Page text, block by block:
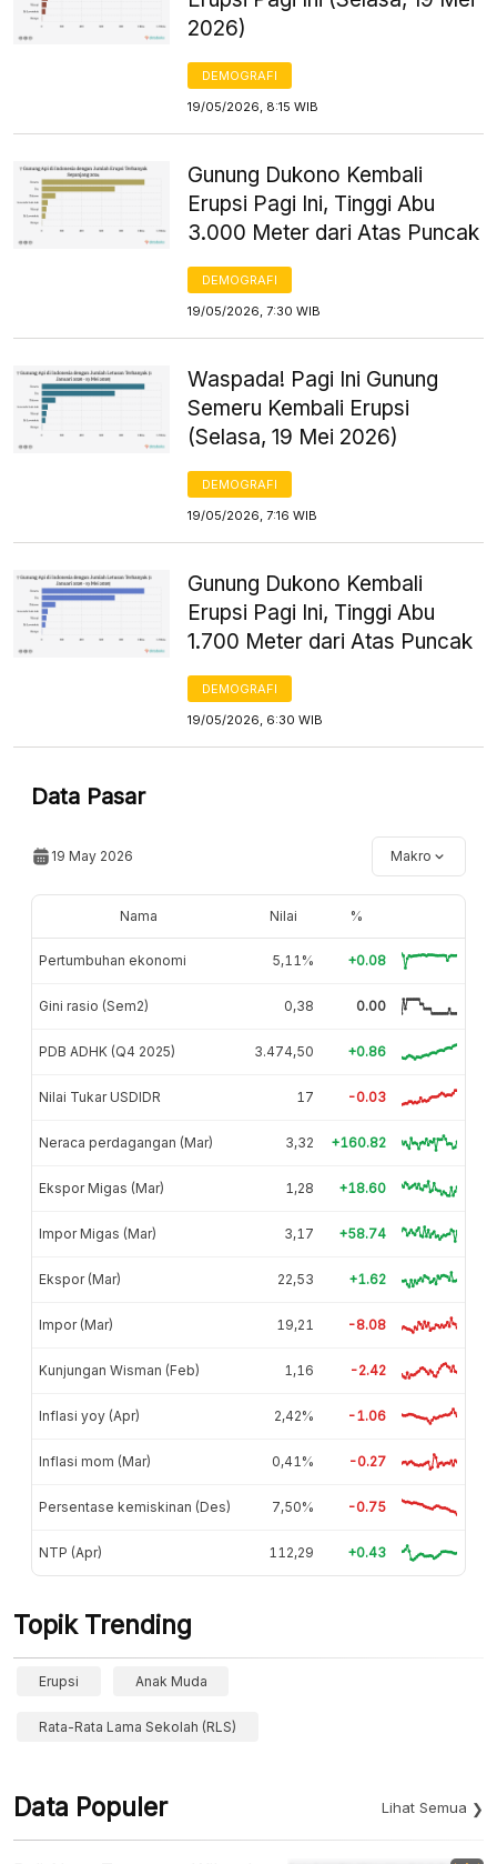
2026)
DEMOGRAFI
19/05/2026, 8:15 WIB
Gunung Dukono Kembali
Erupsi Pagi Ini, Tinggi Abu
3.000 Meter dari Atas Puncak
DEMOGRAFI
19/05/2026, 7:30 WIB
Waspada! Pagi Ini Gunung
Semeru Kembali Erupsi
(Selasa, 19 Mei 2026)
DEMOGRAFI
19/05/2026, 7:16 WIB
Gunung Dukono Kembali
Erupsi Pagi Ini, Tinggi Abu
1.700 Meter dari Atas Puncak
DEMOGRAFI
19/05/2026, 6:30 WIB
Data Pasar
19 May 2026 Makro
Nama Nilai %
Pertumbuhan ekonomi 5,11% +0.08
Gini rasio (Sem2) 0,38 0.00
PDB ADHK (Q4 2025) 3.474,50 +0.86
Nilai Tukar USDIDR 17 -0.03
Neraca perdagangan (Mar) 3,32 +160.82
Ekspor Migas (Mar) 1,28 +18.60
Impor Migas (Mar) 3,17 +58.74
Ekspor (Mar) 22,53 +1.62
Impor (Mar) 19,21 -8.08
Kunjungan Wisman (Feb) 1,16 -2.42
Inflasi yoy (Apr) 2,42% -1.06
Inflasi mom (Mar) 0,41% -0.27
Persentase kemiskinan (Des) 7,50% -0.75
NTP (Apr) 112,29 +0.43
Topik Trending
Erupsi Anak Muda
Rata-Rata Lama Sekolah (RLS)
Data Populer Lihat Semua